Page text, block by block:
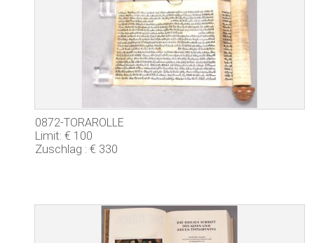
0872-TORAROLLE
Limit: € 100
Zuschlag : € 330